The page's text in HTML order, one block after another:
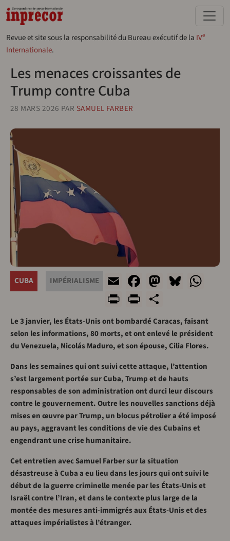
Aller au contenu principal
Revue et site sous la responsabilité du Bureau exécutif de la IVe
Internationale.
Les menaces croissantes de
Trump contre Cuba
28 MARS 2026 PAR SAMUEL FARBER
CUBA IMPÉRIALISME EmailFacebook
Mastodon
Print
Le 3 janvier, les États-Unis ont bombardé Caracas, faisant
selon les informations, 80 morts, et ont enlevé le président
du Venezuela, Nicolás Maduro, et son épouse, Cilia Flores.
Dans les semaines qui ont suivi cette attaque, l’attention
s’est largement portée sur Cuba, Trump et de hauts
responsables de son administration ont durci leur discours
contre le gouvernement. Outre les nouvelles sanctions déjà
mises en œuvre par Trump, un blocus pétrolier a été imposé
au pays, aggravant les conditions de vie des Cubains et
engendrant une crise humanitaire.
Cet entretien avec Samuel Farber sur la situation
désastreuse à Cuba a eu lieu dans les jours qui ont suivi le
début de la guerre criminelle menée par les États-Unis et
Israël contre l’Iran, et dans le contexte plus large de la
montée des mesures anti-immigrés aux États-Unis et des
attaques impérialistes à l’étranger.